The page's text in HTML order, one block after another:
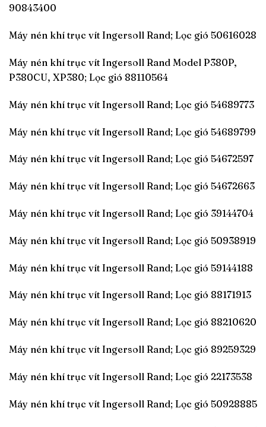
90843400
Máy nén khí trục vít Ingersoll Rand; Lọc gió 50616028
Máy nén khí trục vít Ingersoll Rand Model P380P,
P380CU, XP380; Lọc gió 88110564
Máy nén khí trục vít Ingersoll Rand; Lọc gió 54689773
Máy nén khí trục vít Ingersoll Rand; Lọc gió 54689799
Máy nén khí trục vít Ingersoll Rand; Lọc gió 54672597
Máy nén khí trục vít Ingersoll Rand; Lọc gió 54672663
Máy nén khí trục vít Ingersoll Rand; Lọc gió 39144704
Máy nén khí trục vít Ingersoll Rand; Lọc gió 50938919
Máy nén khí trục vít Ingersoll Rand; Lọc gió 59144188
Máy nén khí trục vít Ingersoll Rand; Lọc gió 88171913
Máy nén khí trục vít Ingersoll Rand; Lọc gió 88210620
Máy nén khí trục vít Ingersoll Rand; Lọc gió 89259329
Máy nén khí trục vít Ingersoll Rand; Lọc gió 22173538
Máy nén khí trục vít Ingersoll Rand; Lọc gió 50928885